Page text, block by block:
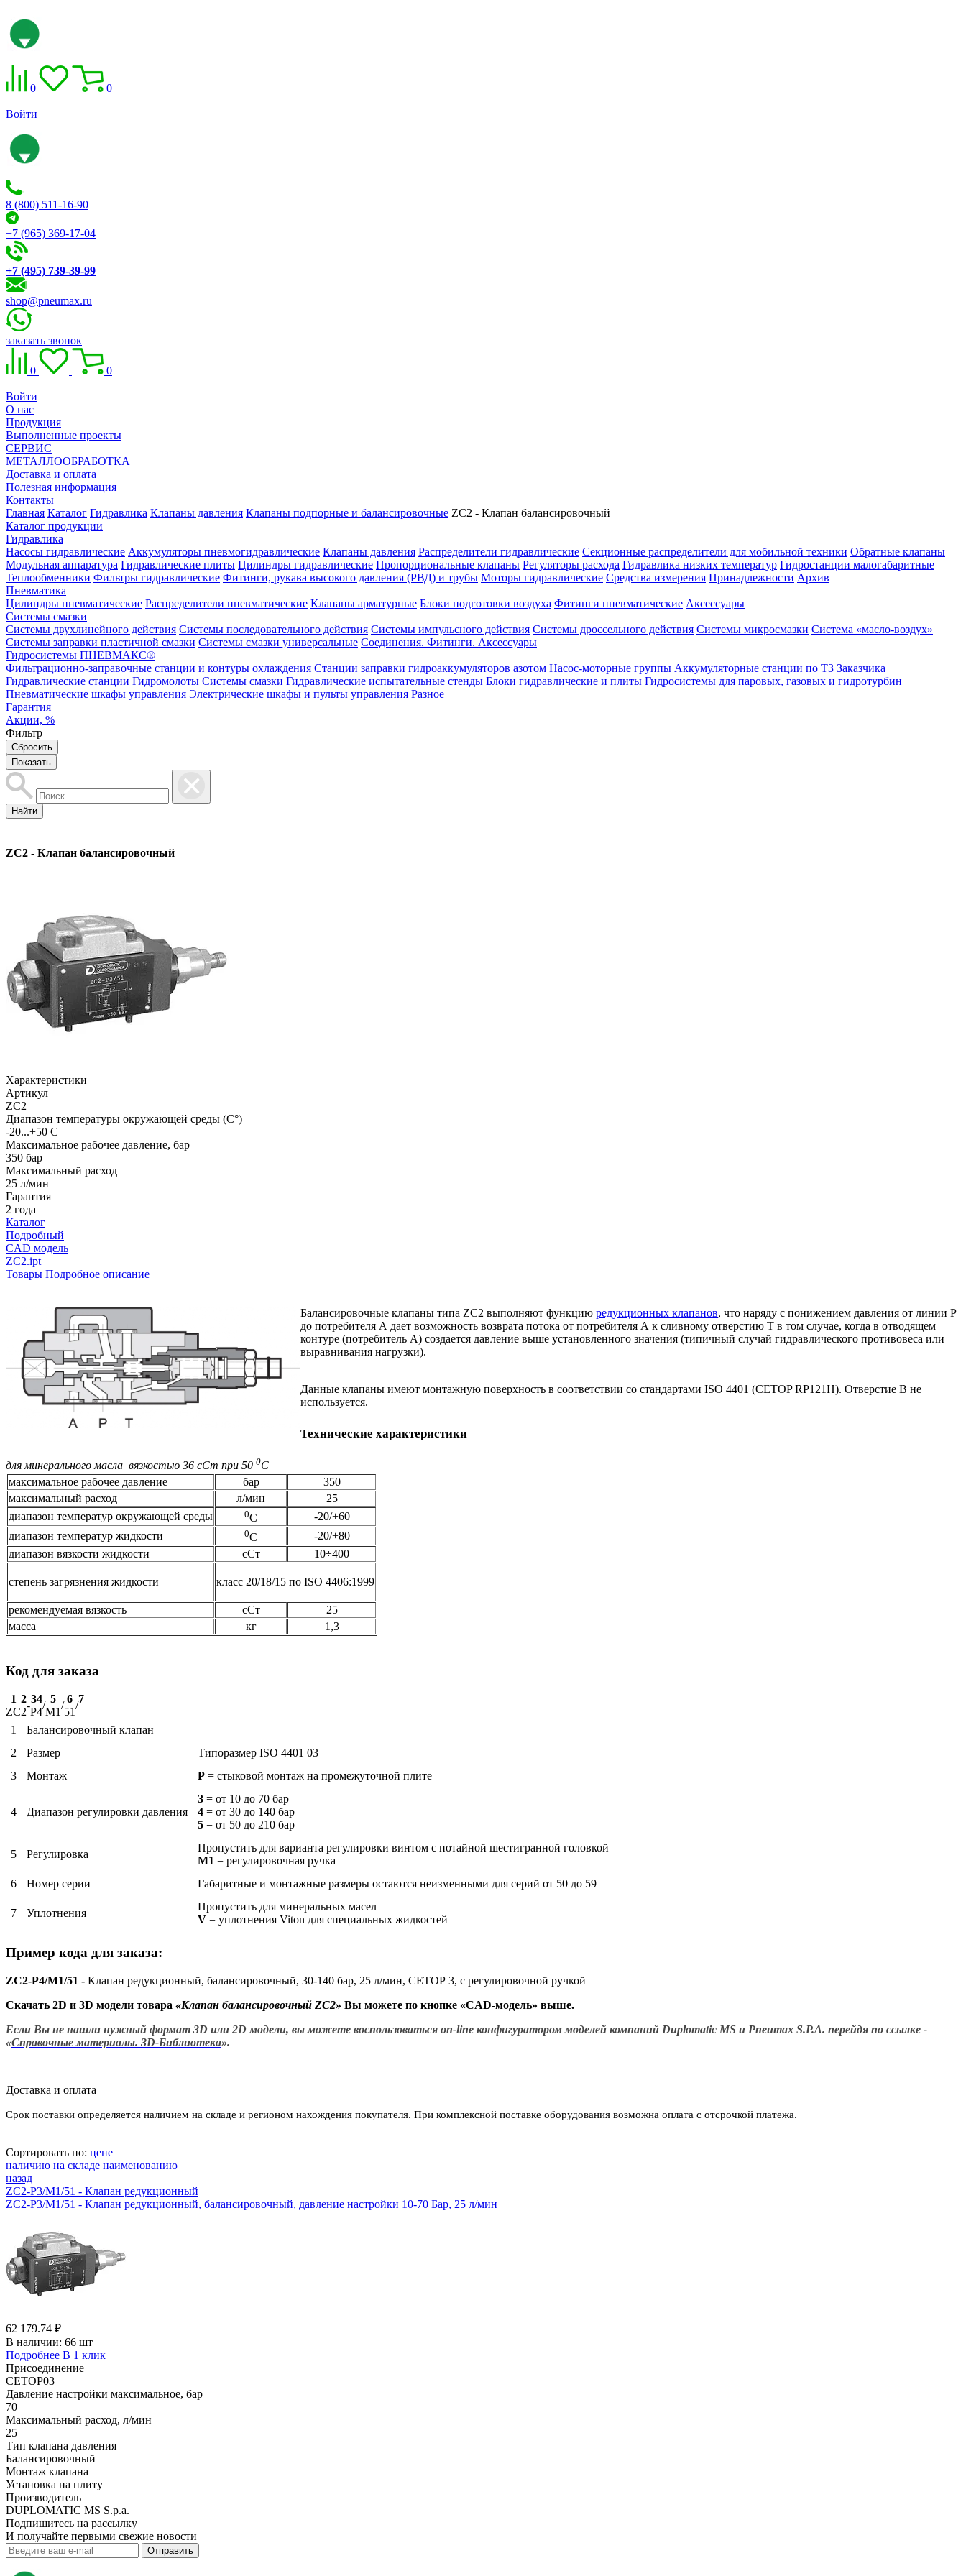
0 0
Войти
8 (800) 511-16-90
+7 (965) 369-17-04
+7 (495) 739-39-99
shop@pneumax.ru
заказать звонок
0 0
Войти
О нас
Продукция
Выполненные проекты
СЕРВИС
МЕТАЛЛООБРАБОТКА
Доставка и оплата
Полезная информация
Контакты
Главная Каталог Гидравлика Клапаны давления Клапаны подпорные и балансировочные ZC2 - Клапан балансировочный
Каталог продукции
Гидравлика
Насосы гидравлические Аккумуляторы пневмогидравлические Клапаны давления Распределители гидравлические Секционные распределители для мобильной техники Обратные клапаны
Модульная аппаратура Гидравлические плиты Цилиндры гидравлические Пропорциональные клапаны Регуляторы расхода Гидравлика низких температур Гидростанции малогабаритные
Теплообменники Фильтры гидравлические Фитинги, рукава высокого давления (РВД) и трубы Моторы гидравлические Средства измерения Принадлежности Архив
Пневматика
Цилиндры пневматические Распределители пневматические Клапаны арматурные Блоки подготовки воздуха Фитинги пневматические Аксессуары
Системы смазки
Системы двухлинейного действия Системы последовательного действия Системы импульсного действия Системы дроссельного действия Системы микросмазки Система «масло-воздух»
Системы заправки пластичной смазки Системы смазки универсальные Соединения. Фитинги. Аксессуары
Гидросистемы ПНЕВМАКС®
Фильтрационно-заправочные станции и контуры охлаждения Станции заправки гидроаккумуляторов азотом Насос-моторные группы Аккумуляторные станции по ТЗ Заказчика
Гидравлические станции Гидромолоты Системы смазки Гидравлические испытательные стенды Блоки гидравлические и плиты Гидросистемы для паровых, газовых и гидротурбин
Пневматические шкафы управления Электрические шкафы и пульты управления Разное
Гарантия
Акции, %
Фильтр
Найти
ZC2 - Клапан балансировочный
Характеристики
Артикул
ZC2
Диапазон температуры окружающей среды (C°)
-20...+50 С
Максимальное рабочее давление, бар
350 бар
Максимальный расход
25 л/мин
Гарантия
2 года
Каталог
Подробный
CAD модель
ZC2.ipt
Товары Подробное описание
Балансировочные клапаны типа ZC2 выполняют функцию редукционных клапанов, что наряду с понижением давления от линии Р
до потребителя А дает возможность возврата потока от потребителя А к сливному отверстию Т в том случае, когда в отводящем
контуре (потребитель А) создается давление выше установленного значения (типичный случай гидравлического противовеса или
выравнивания нагрузки).
Данные клапаны имеют монтажную поверхность в соответствии со стандартами ISO 4401 (CETOP RP121H). Отверстие В не
используется.
Технические характеристики
для минерального масла вязкостью 36 сСт при 50 0С
максимальное рабочее давление
бар
350
максимальный расход
л/мин
25
диапазон температур окружающей среды
0С
-20/+60
диапазон температур жидкости
0С
-20/+80
диапазон вязкости жидкости
сСт 10÷400
степень загрязнения жидкости класс 20/18/15 по ISO 4406:1999
рекомендуемая вязкость сСт
25
масса
кг 1,3
Код для заказа
1 2
-
34
/
5
/
6
/
7
ZC2 P4 M1 51
1
Балансировочный клапан
2
Размер
Типоразмер ISO 4401 03
3
Монтаж P = стыковой монтаж на промежуточной плите
4 Диапазон регулировки давления
3 = от 10 до 70 бар
4 = от 30 до 140 бар
5 = от 50 до 210 бар
5 Регулировка
Пропустить для варианта регулировки винтом с потайной шестигранной головкой
M1 = регулировочная ручка
6
Номер серии Габаритные и монтажные размеры остаются неизменными для серий от 50 до 59
7 Уплотнения
Пропустить для минеральных масел
V = уплотнения Viton для специальных жидкостей
Пример кода для заказа:
ZC2-P4/M1/51 - Клапан редукционный, балансировочный, 30-140 бар, 25 л/мин, СЕТОР 3, с регулировочной ручкой
Скачать 2D и 3D модели товара «Клапан балансировочный ZC2» Вы можете по кнопке «CAD-модель» выше.
Если Вы не нашли нужный формат 3D или 2D модели, вы можете воспользоваться on-line конфигуратором моделей компаний Duplomatic MS и Pneumax S.P.A. перейдя по ссылке -
«Справочные материалы. 3D-Библиотека».
Доставка и оплата
Срок поставки определяется наличием на складе и регионом нахождения покупателя. При комплексной поставке оборудования возможна оплата с отсрочкой платежа.
Сортировать по: цене
наличию на складе наименованию
назад
ZC2-P3/M1/51 - Клапан редукционный
ZC2-P3/M1/51 - Клапан редукционный, балансировочный, давление настройки 10-70 Бар, 25 л/мин
62 179.74 ₽
В наличии: 66 шт
Подробнее В 1 клик
Присоединение
CETOP03
Давление настройки максимальное, бар
70
Максимальный расход, л/мин
25
Тип клапана давления
Балансировочный
Монтаж клапана
Установка на плиту
Производитель
DUPLOMATIC MS S.p.a.
Подпишитесь на рассылку
И получайте первыми свежие новости
Отправить